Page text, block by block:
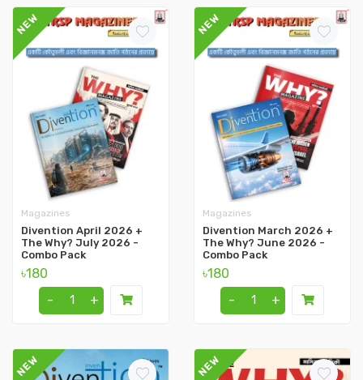
NEW
Magazines
Divention April 2026 +
The Why? July 2026 -
Combo Pack
৳180
-
+
NEW
Magazines
Divention March 2026 +
The Why? June 2026 -
Combo Pack
৳180
-
+
NEW NEW